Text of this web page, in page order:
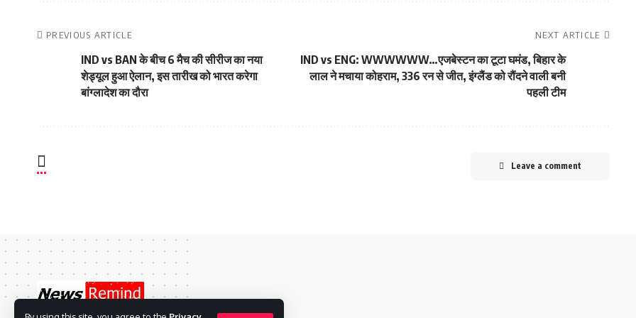
PREVIOUS ARTICLE
IND vs BAN के बीच 6 मैच की सीरीज का नया
शेड्यूल हुआ ऐलान, इस तारीख को भारत करेगा
बांग्लादेश का दौरा
NEXT ARTICLE
IND vs ENG: WWWWWW…एजबेस्टन का टूटा घमंड, बिहार के
लाल ने मचाया कोहराम, 336 रन से जीत, इंग्लैंड को रौंदने वाली बनी
पहली टीम
Leave a comment